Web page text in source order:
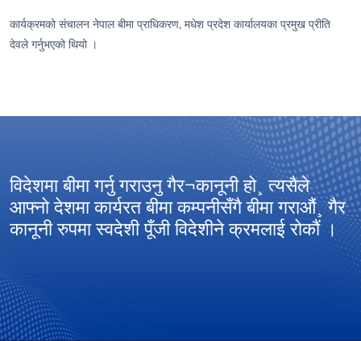
कार्यक्रमको संचालन नेपाल बीमा प्राधिकरण, मधेश प्रदेश कार्यालयका प्रमुख प्रीति
देवले गर्नुभएको थियो ।
विदेशमा बीमा गर्नु गराउनु गैर¬कानूनी हो¸ त्यसैले
आफ्नो देशमा कार्यरत बीमा कम्पनीसँगै बीमा गराऔं¸ गैर
कानूनी रुपमा स्वदेशी पूँजी विदेशीने क्रमलाई रोकौं ।